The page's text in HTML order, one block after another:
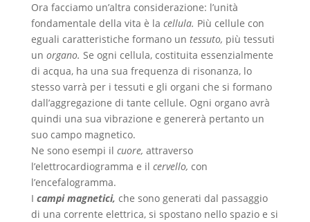
Ora facciamo un’altra considerazione: l’unità
fondamentale della vita è la cellula. Più cellule con
eguali caratteristiche formano un tessuto, più tessuti
un organo. Se ogni cellula, costituita essenzialmente
di acqua, ha una sua frequenza di risonanza, lo
stesso varrà per i tessuti e gli organi che si formano
dall’aggregazione di tante cellule. Ogni organo avrà
quindi una sua vibrazione e genererà pertanto un
suo campo magnetico.
Ne sono esempi il cuore, attraverso
l’elettrocardiogramma e il cervello, con
l’encefalogramma.
I campi magnetici, che sono generati dal passaggio
di una corrente elettrica, si spostano nello spazio e si